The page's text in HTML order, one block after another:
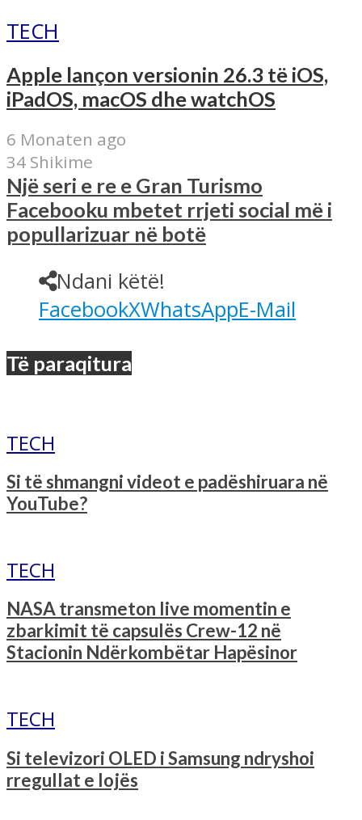
TECH
Apple lançon versionin 26.3 të iOS,
iPadOS, macOS dhe watchOS
6 Monaten ago
34 Shikime
Një seri e re e Gran Turismo
Facebooku mbetet rrjeti social më i
popullarizuar në botë
Ndani këtë!
FacebookXWhatsAppE-Mail
Të paraqitura
TECH
Si të shmangni videot e padëshiruara në
YouTube?
TECH
NASA transmeton live momentin e
zbarkimit të capsulës Crew-12 në
Stacionin Ndërkombëtar Hapësinor
TECH
Si televizori OLED i Samsung ndryshoi
rregullat e lojës